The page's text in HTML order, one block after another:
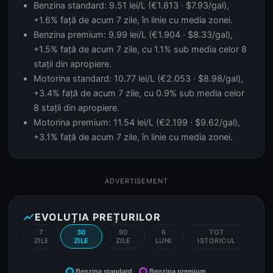
Benzina standard: 9.51 lei/L (€1.813 · $7.93/gal),
+1.6% față de acum 7 zile, în linie cu media zonei.
Benzina premium: 9.99 lei/L (€1.904 · $8.33/gal),
+1.5% față de acum 7 zile, cu 1.1% sub media celor 8
stații din apropiere.
Motorina standard: 10.77 lei/L (€2.053 · $8.98/gal),
+3.4% față de acum 7 zile, cu 0.9% sub media celor
8 stații din apropiere.
Motorina premium: 11.54 lei/L (€2.199 · $9.62/gal),
+3.1% față de acum 7 zile, în linie cu media zonei.
ADVERTISEMENT
show_chartEVOLUȚIA PREȚURILOR
7
ZILE
30
ZILE
90
ZILE
6
LUNI
TOT
ISTORICUL